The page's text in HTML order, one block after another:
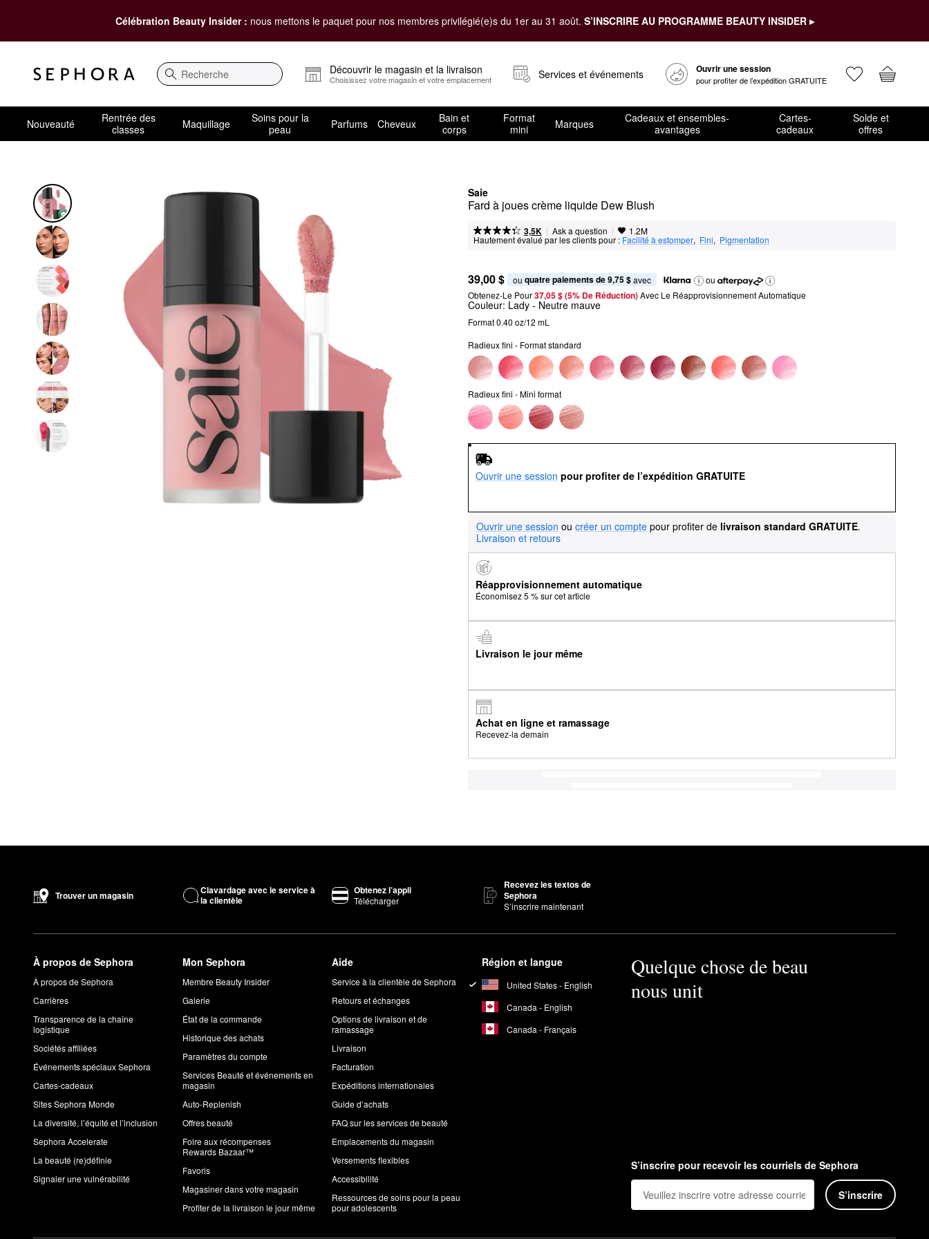
Célébration Beauty Insider : nous mettons le paquet pour nos membres privilégié(e)s du 1er au 31 août. S’INSCRIRE AU PROGRAMME BEAUTY INSIDER ▸
Recherche
Découvrir le magasin et la livraison
Choisissez votre magasin et votre emplacement Services et événements Ouvrir une session
pour profiter de l’expédition GRATUITE
Nouveauté
Rentrée des
classes
Maquillage
Soins pour la
peau
Parfums Cheveux
Bain et
corps
Format
mini
Marques
Cadeaux et ensembles-
avantages
Cartes-
cadeaux
Solde et
offres
Saie
Fard à joues crème liquide Dew Blush
3,5K | Ask a question | 1.2M
Hautement évalué par les clients pour : Facilité à estomper, Fini, Pigmentation
39,00 $ ou quatre paiements de 9,75 $ avec
ou
Obtenez-Le Pour37,05 $ (5% De Réduction) Avec Le Réapprovisionnement Automatique
Couleur: Lady - Neutre mauve
Format 0.40 oz/12 mL
Radieux fini - Format standard
Radieux fini - Mini format
Ouvrir une session pour profiter de l’expédition GRATUITE
Ouvrir une session ou créer un compte pour profiter de livraison standard GRATUITE.
Livraison et retours
Réapprovisionnement automatique
Économisez 5 % sur cet article
Livraison le jour même
Achat en ligne et ramassage
Recevez-la demain
Trouver un magasin
Clavardage avec le service à
la clientèle
Obtenez l’appli
Télécharger
Recevez les textos de
Sephora
S’inscrire maintenant
À propos de Sephora
À propos de Sephora
Carrières
Transparence de la chaîne
logistique
Sociétés affiliées
Événements spéciaux Sephora
Cartes-cadeaux
Sites Sephora Monde
La diversité, l’équité et l’inclusion
Sephora Accelerate
La beauté (re)définie
Signaler une vulnérabilité
Mon Sephora
Membre Beauty Insider
Galerie
État de la commande
Historique des achats
Paramètres du compte
Services Beauté et événements en
magasin
Auto-Replenish
Offres beauté
Foire aux récompenses
Rewards Bazaar™
Favoris
Magasiner dans votre magasin
Profiter de la livraison le jour même
Aide
Service à la clientèle de Sephora
Retours et échanges
Options de livraison et de
ramassage
Livraison
Facturation
Expéditions internationales
Guide d’achats
FAQ sur les services de beauté
Emplacements du magasin
Versements flexibles
Accessibilité
Ressources de soins pour la peau
pour adolescents
Région et langue
United States - English
Canada - English
Canada - Français
Quelque chose de beau
nous unit
S’inscrire pour recevoir les courriels de Sephora
S’inscrire